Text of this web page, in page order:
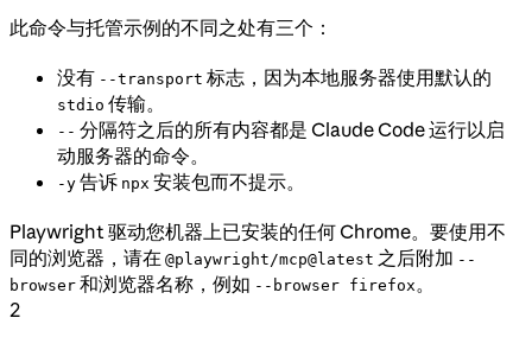
此命令与托管示例的不同之处有三个：
没有 --transport 标志，因为本地服务器使用默认的
stdio 传输。
-- 分隔符之后的所有内容都是 Claude Code 运行以启
动服务器的命令。
-y 告诉 npx 安装包而不提示。
Playwright 驱动您机器上已安装的任何 Chrome。要使用不
同的浏览器，请在 @playwright/mcp@latest 之后附加 --
browser 和浏览器名称，例如 --browser firefox 。
2